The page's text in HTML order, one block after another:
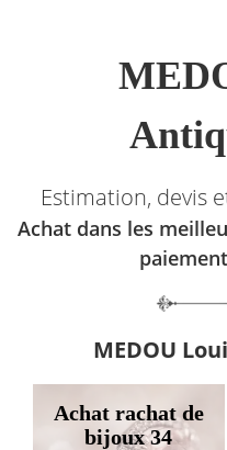
Estimation, devis
Achat dans les
MEDOU
Achat rachat de
bijoux 34